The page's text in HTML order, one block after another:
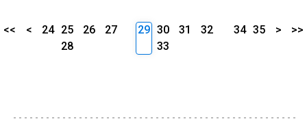
<< < 24 25 26
27
28
29 30 31
32
33
34 35 > >>